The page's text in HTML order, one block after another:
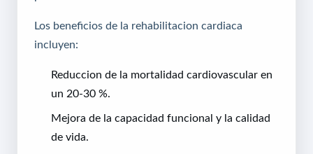
Los beneficios de la rehabilitacion cardiaca
incluyen:
Reduccion de la mortalidad cardiovascular en
un 20-30 %.
Mejora de la capacidad funcional y la calidad
de vida.